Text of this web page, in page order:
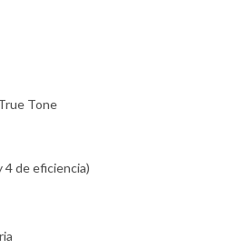
Tone
4 de eficiencia)